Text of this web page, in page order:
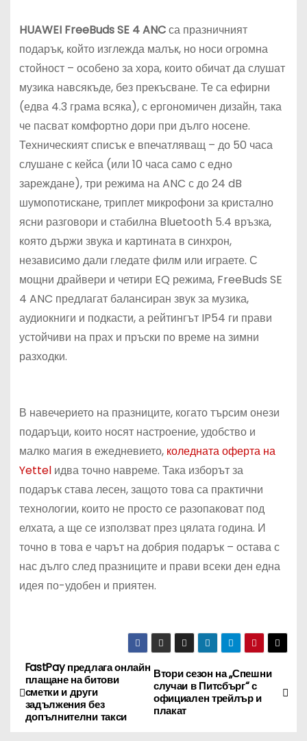
HUAWEI FreeBuds SE 4 ANCса празничният
подарък, който изглежда малък, но носи огромна
стойност – особено за хора, които обичат да слушат
музика навсякъде, без прекъсване. Те са ефирни
(едва 4.3 грама всяка), с ергономичен дизайн, така
че пасват комфортно дори при дълго носене.
Техническият списък е впечатляващ – до 50 часа
слушане с кейса (или 10 часа само с едно
зареждане), три режима на ANC с до 24 dB
шумопотискане, триплет микрофони за кристално
ясни разговори и стабилна Bluetooth 5.4 връзка,
която държи звука и картината в синхрон,
независимо дали гледате филм или играете. С
мощни драйвери и четири EQ режима, FreeBuds SE
4 ANC предлагат балансиран звук за музика,
аудиокниги и подкасти, а рейтингът IP54 ги прави
устойчиви на прах и пръски по време на зимни
разходки.
В навечерието на празниците, когато търсим онези
подаръци, които носят настроение, удобство и
малко магия в ежедневието, коледната оферта на
Yettelидва точно навреме. Така изборът за
подарък става лесен, защото това са практични
технологии, които не просто се разопаковат под
елхата, а ще се използват през цялата година. И
точно в това е чарът на добрия подарък – остава с
нас дълго след празниците и прави всеки ден една
идея по-удобен и приятен.
Н
а
Втори сезон на „Спешни
случаи в Питсбърг“ с
официален трейлър и
плакат
FastPay предлага онлайн
плащане на битови
сметки и други
задължения без
допълнителни такси